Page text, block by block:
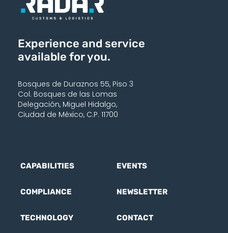
Experience and service
available for you.
Bosques de Duraznos 55, Piso 3
Col. Bosques de las Lomas
Delegación, Miguel Hidalgo,
Ciudad de México, C.P. 11700
CAPABILITIES
COMPLIANCE
TECHNOLOGY
EVENTS
NEWSLETTER
CONTACT